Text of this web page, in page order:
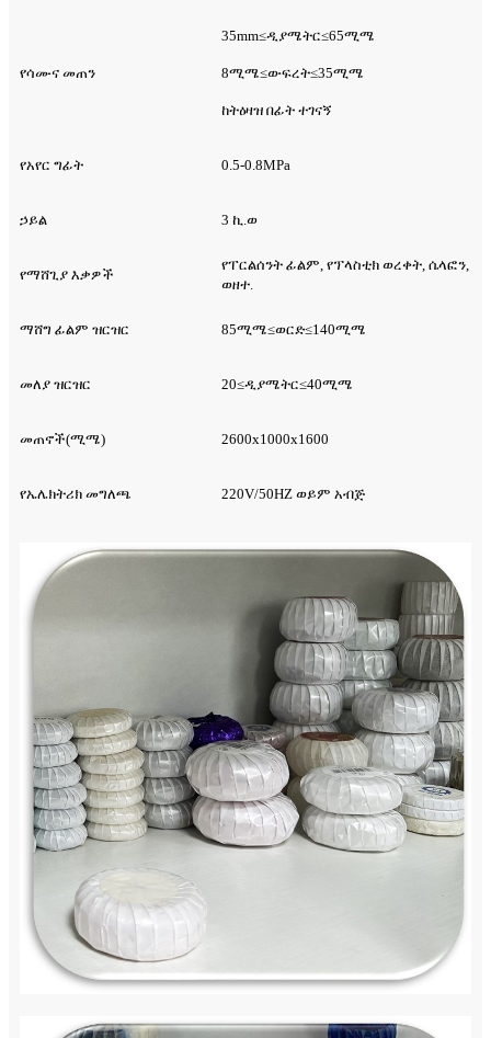
የሳሙና መጠን
35mm≤ዲያሜትር≤65ሚሜ
8ሚሜ≤ውፍረት≤35ሚሜ
ከትዕዛዝ በፊት ተገናኝ
የአየር ግፊት 0.5-0.8MPa
ኃይል 3 ኪ.ወ
የማሸጊያ እቃዎች
የፐርልሰንት ፊልም, የፕላስቲክ ወረቀት, ሴላፎን,
ወዘተ.
ማሸግ ፊልም ዝርዝር 85ሚሜ≤ወርድ≤140ሚሜ
መለያ ዝርዝር 20≤ዲያሜትር≤40ሚሜ
መጠኖች(ሚሜ) 2600x1000x1600
የኤሌክትሪክ መግለጫ 220V/50HZ ወይም አብጅ